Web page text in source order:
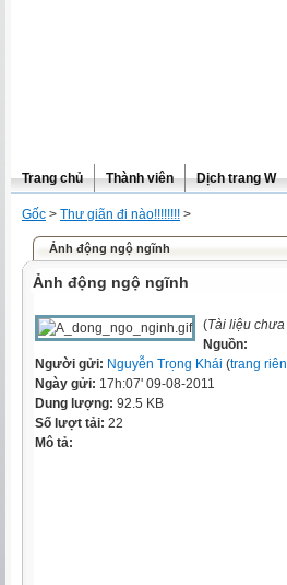
Trang chủ Thành viên Dịch trang W
Gốc > Thư giãn đi nào!!!!!!!! >
Ảnh động ngộ ngĩnh
Ảnh động ngộ ngĩnh
(Tài liệu
Nguồn:
Người gửi: Nguyễn Trọng Khái (trang
Ngày gửi: 17h:07' 09-08-2011
Dung lượng: 92.5 KB
Số lượt tải: 22
Mô tả: